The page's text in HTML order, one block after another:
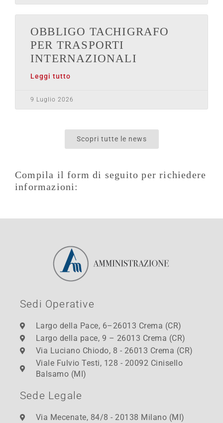
OBBLIGO TACHIGRAFO
PER TRASPORTI
INTERNAZIONALI
Leggi tutto
9 Luglio 2026
Scopri tutte le news
Compila il form di seguito per richiedere
informazioni:
Sedi Operative
Largo della Pace, 6–26013 Crema (CR)
Largo della pace, 9 – 26013 Crema (CR)
Via Luciano Chiodo, 8 - 26013 Crema (CR)
Viale Fulvio Testi, 128 - 20092 Cinisello
Balsamo (MI)
Sede Legale
Via Mecenate, 84/8 - 20138 Milano (MI)